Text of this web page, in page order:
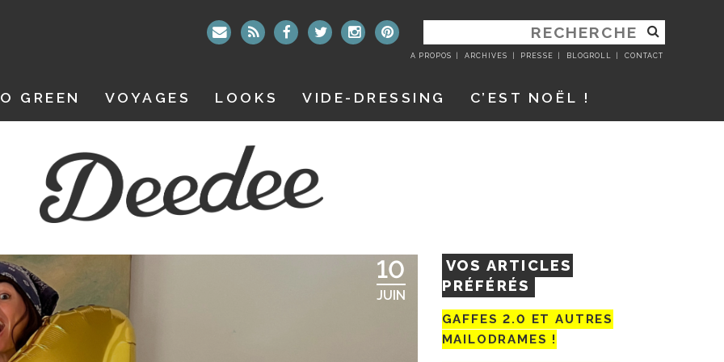
RECHERCHER
:
A PROPOS ARCHIVES PRESSE BLOGROLL CONTACT
GREEN VOYAGES LOOKS VIDE-DRESSING C’EST NOËL !
10
JUIN
VOS ARTICLES
PRÉFÉRÉS
GAFFES 2.0 ET AUTRES
MAILODRAMES !